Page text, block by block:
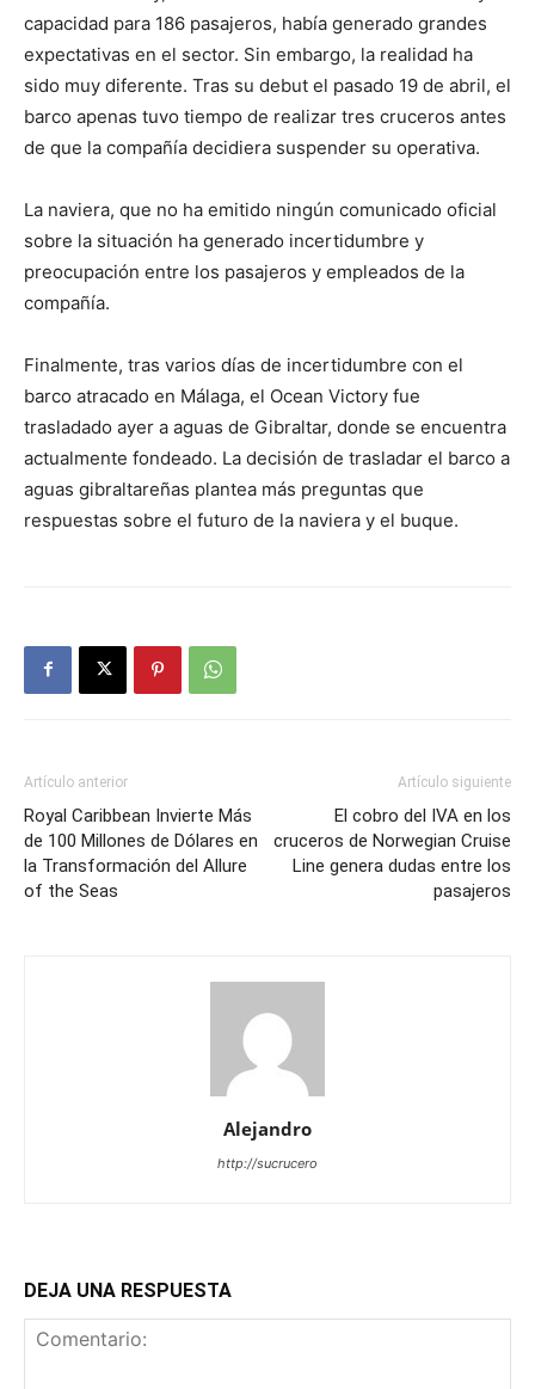
capacidad para 186 pasajeros, había generado grandes
expectativas en el sector. Sin embargo, la realidad ha
sido muy diferente. Tras su debut el pasado 19 de abril, el
barco apenas tuvo tiempo de realizar tres cruceros antes
de que la compañía decidiera suspender su operativa.
La naviera, que no ha emitido ningún comunicado oficial
sobre la situación ha generado incertidumbre y
preocupación entre los pasajeros y empleados de la
compañía.
Finalmente, tras varios días de incertidumbre con el
barco atracado en Málaga, el Ocean Victory fue
trasladado ayer a aguas de Gibraltar, donde se encuentra
actualmente fondeado. La decisión de trasladar el barco a
aguas gibraltareñas plantea más preguntas que
respuestas sobre el futuro de la naviera y el buque.
Artículo anterior
Royal Caribbean Invierte Más
de 100 Millones de Dólares en
la Transformación del Allure
of the Seas
Artículo siguiente
El cobro del IVA en los
cruceros de Norwegian Cruise
Line genera dudas entre los
pasajeros
Alejandro
http://sucrucero
DEJA UNA RESPUESTA